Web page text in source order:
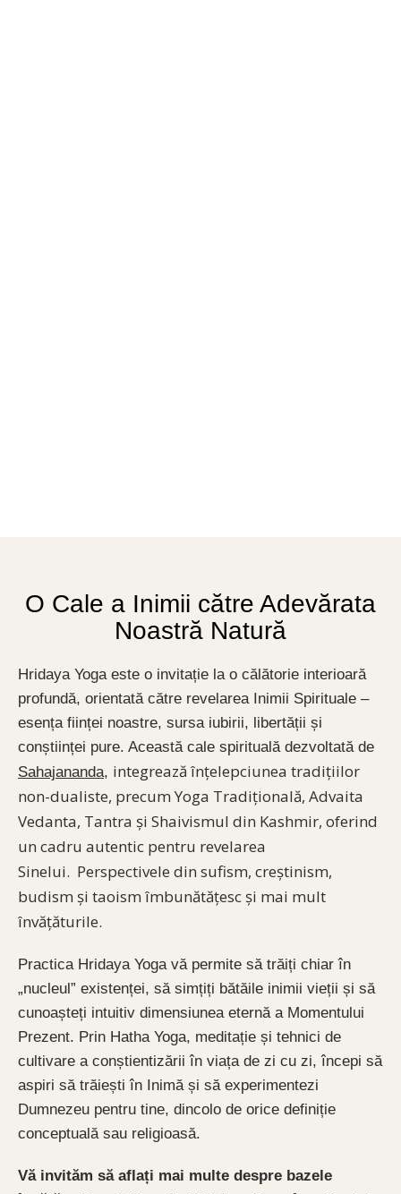
O Cale a Inimii către Adevărata
Noastră Natură
Hridaya Yoga este o invitație la o călătorie interioară
profundă, orientată către revelarea Inimii Spirituale –
esența ființei noastre, sursa iubirii, libertății și
conștiinței pure. Această cale spirituală dezvoltată de
Sahajananda, integrează înțelepciunea tradițiilor
non-dualiste, precum Yoga Tradițională, Advaita
Vedanta, Tantra și Shaivismul din Kashmir, oferind
un cadru autentic pentru revelarea
Sinelui. Perspectivele din sufism, creștinism,
budism și taoism îmbunătățesc și mai mult
învățăturile.
Practica Hridaya Yoga vă permite să trăiți chiar în
„nucleul” existenței, să simțiți bătăile inimii vieții și să
cunoașteți intuitiv dimensiunea eternă a Momentului
Prezent. Prin Hatha Yoga, meditație și tehnici de
cultivare a conștientizării în viața de zi cu zi, începi să
aspiri să trăiești în Inimă și să experimentezi
Dumnezeu pentru tine, dincolo de orice definiție
conceptuală sau religioasă.
Vă invităm să aflați mai multe despre bazele